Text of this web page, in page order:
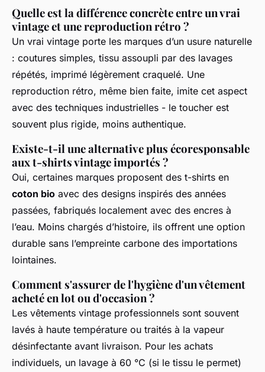
Quelle est la différence concrète entre un vrai
vintage et une reproduction rétro ?
Un vrai vintage porte les marques d’un usure naturelle
: coutures simples, tissu assoupli par des lavages
répétés, imprimé légèrement craquelé. Une
reproduction rétro, même bien faite, imite cet aspect
avec des techniques industrielles - le toucher est
souvent plus rigide, moins authentique.
Existe-t-il une alternative plus écoresponsable
aux t-shirts vintage importés ?
Oui, certaines marques proposent des t-shirts en
coton bio avec des designs inspirés des années
passées, fabriqués localement avec des encres à
l’eau. Moins chargés d’histoire, ils offrent une option
durable sans l’empreinte carbone des importations
lointaines.
Comment s'assurer de l'hygiène d'un vêtement
acheté en lot ou d'occasion ?
Les vêtements vintage professionnels sont souvent
lavés à haute température ou traités à la vapeur
désinfectante avant livraison. Pour les achats
individuels, un lavage à 60 °C (si le tissu le permet)